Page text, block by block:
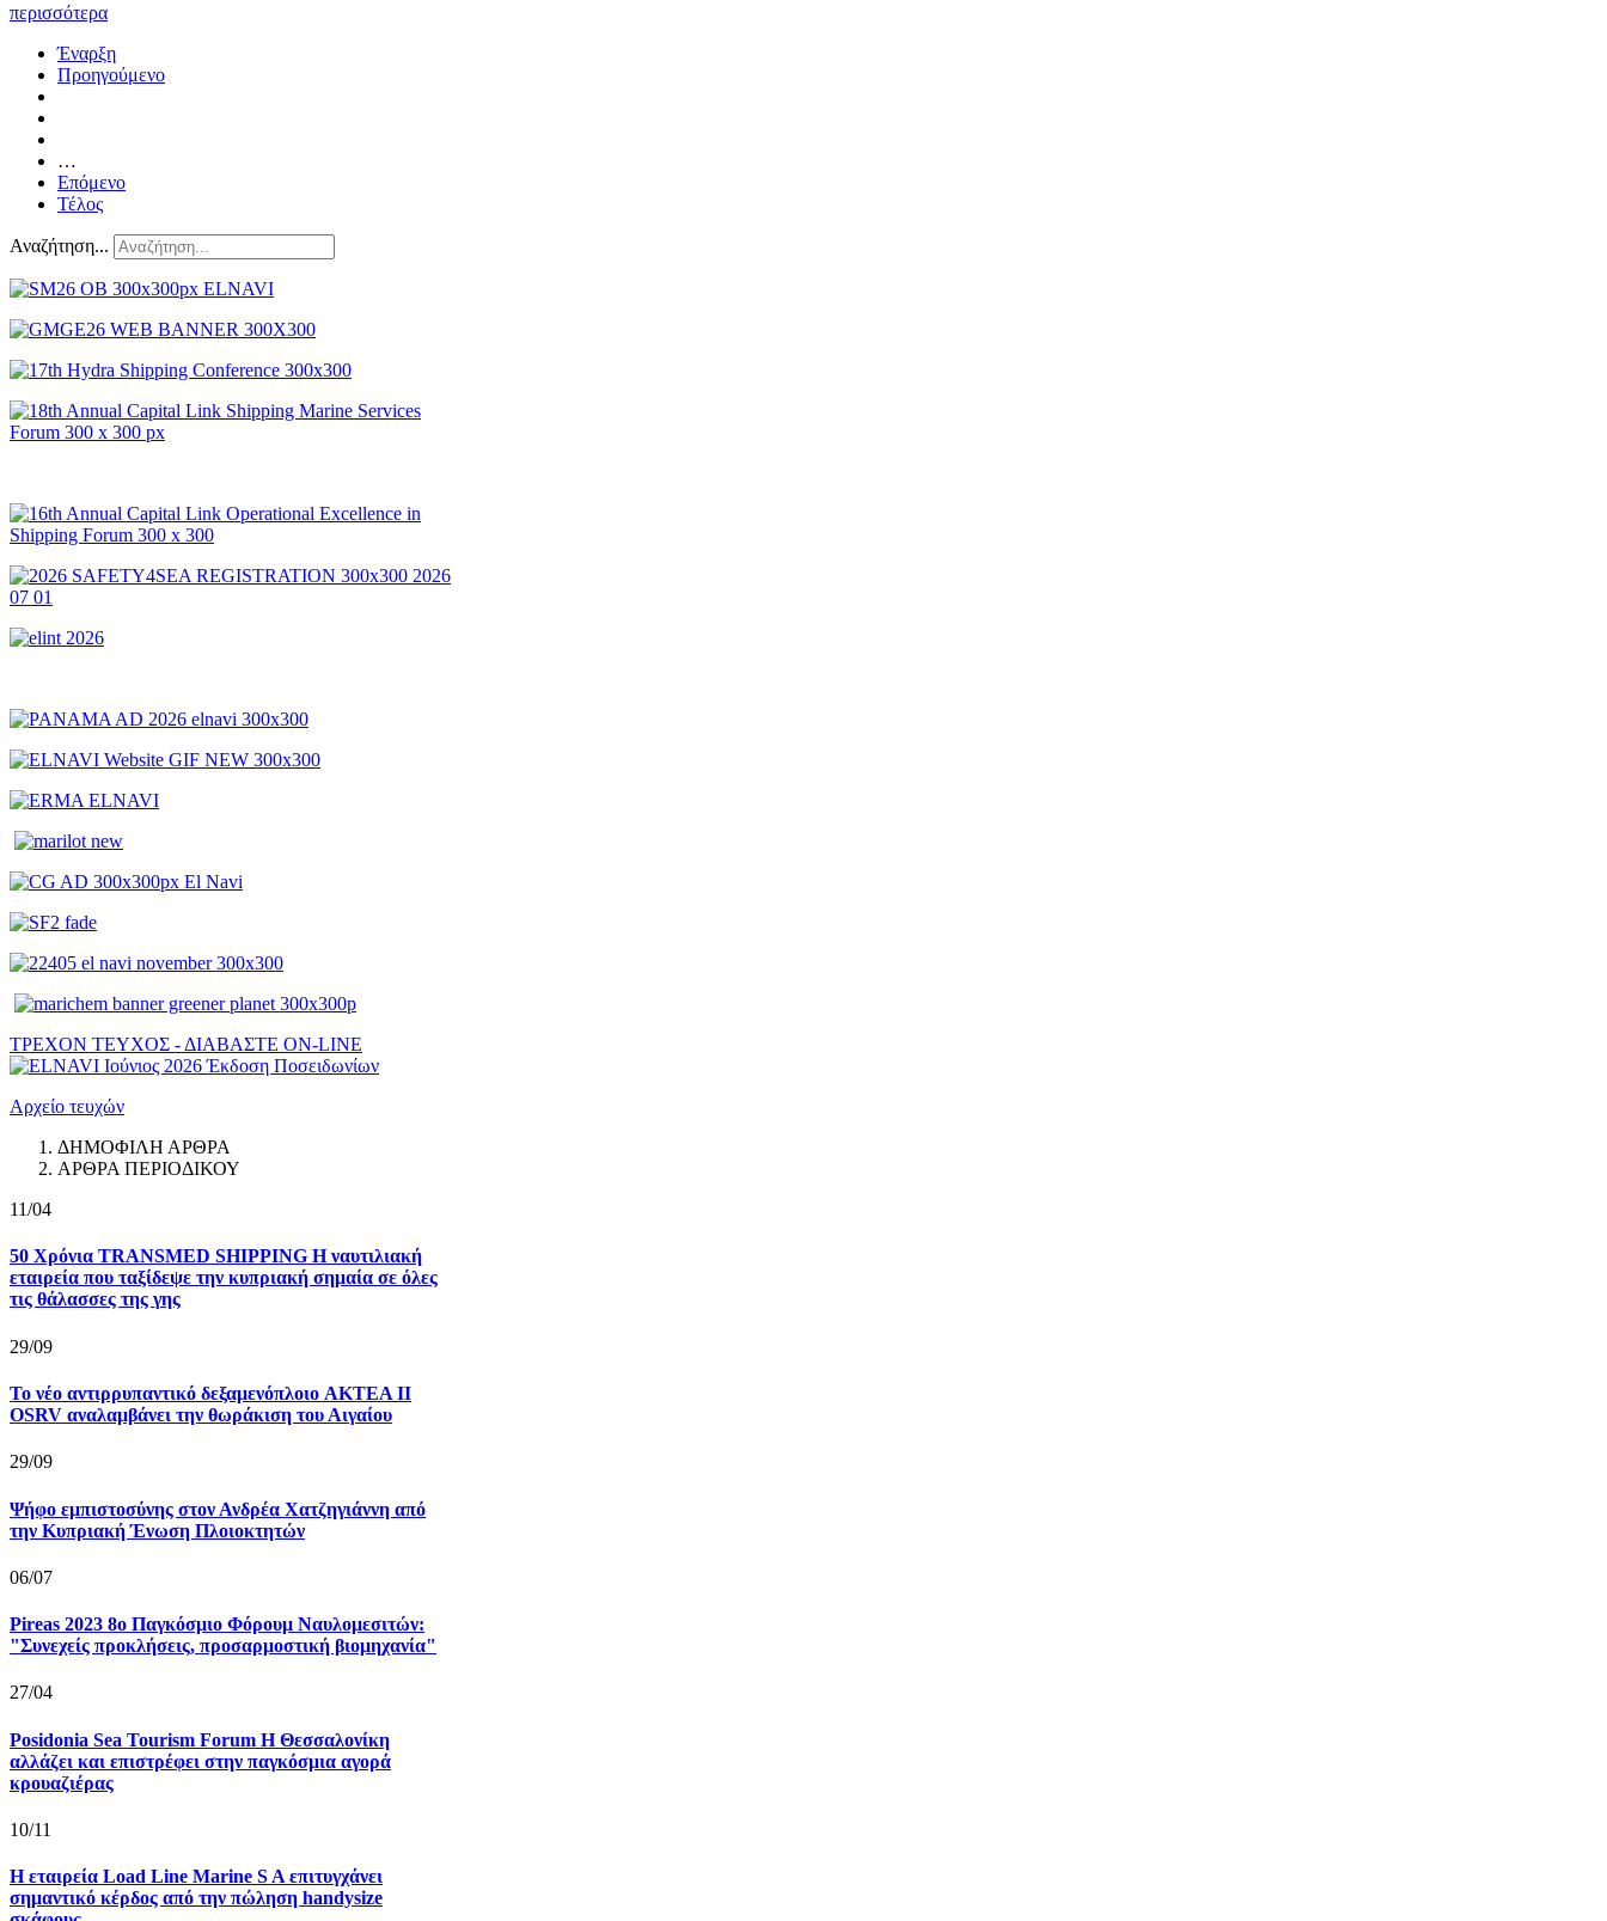
περισσότερα
Έναρξη
Προηγούμενο
…
Επόμενο
Τέλος
Αναζήτηση...
ΤΡΕΧΟΝ ΤΕΥΧΟΣ - ΔΙΑΒΑΣΤΕ ON-LINE
Αρχείο τευχών
ΔΗΜΟΦΙΛΗ ΑΡΘΡΑ
ΑΡΘΡΑ ΠΕΡΙΟΔΙΚΟΥ
11/04
50 Χρόνια TRANSMED SHIPPING Η ναυτιλιακή
εταιρεία που ταξίδεψε την κυπριακή σημαία σε όλες
τις θάλασσες της γης
29/09
Το νέο αντιρρυπαντικό δεξαμενόπλοιο AKTEA II
OSRV αναλαμβάνει την θωράκιση του Αιγαίου
29/09
Ψήφο εμπιστοσύνης στον Ανδρέα Χατζηγιάννη από
την Κυπριακή Ένωση Πλοιοκτητών
06/07
Pireas 2023 8ο Παγκόσμιο Φόρουμ Ναυλομεσιτών:
"Συνεχείς προκλήσεις, προσαρμοστική βιομηχανία"
27/04
Posidonia Sea Tourism Forum Η Θεσσαλονίκη
αλλάζει και επιστρέφει στην παγκόσμια αγορά
κρουαζιέρας
10/11
Η εταιρεία Load Line Marine S A επιτυγχάνει
σημαντικό κέρδος από την πώληση handysize